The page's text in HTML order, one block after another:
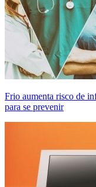
Frio aumenta risco de
para se prevenir